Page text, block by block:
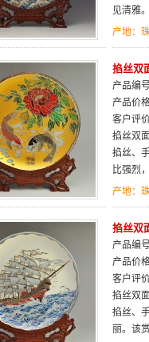
见清雅
产地：
掐丝双
产品编
产品价
客户评
掐丝双
掐丝、
比强烈
产地：
掐丝双
产品编
产品价
客户评
掐丝双
掐丝、
丽。该